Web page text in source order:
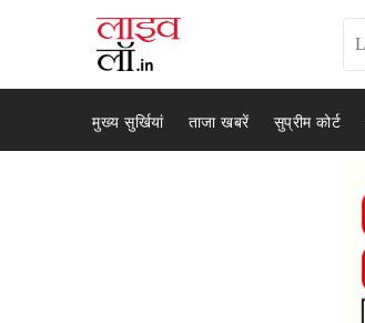
मुख्य सुर्खियां ताजा खबरें सुप्रीम कोर्ट